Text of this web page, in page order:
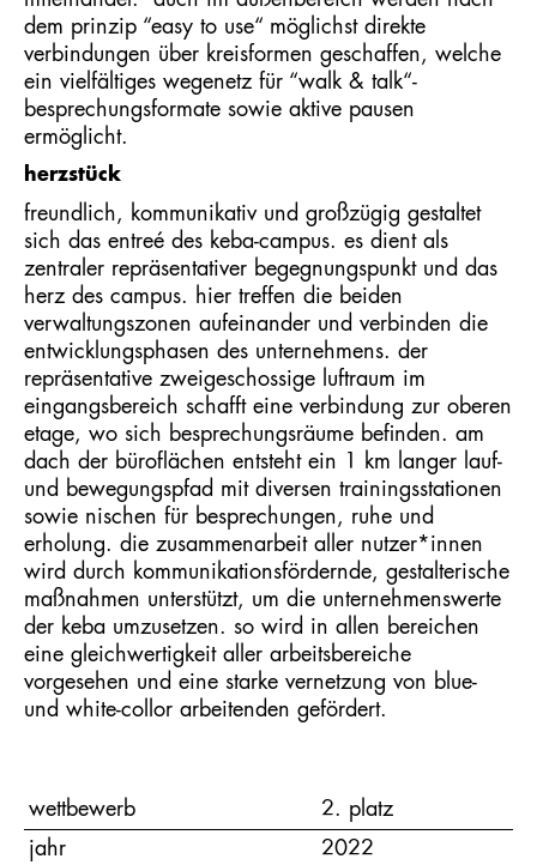
dem prinzip “easy to use“ möglichst direkte
verbindungen über kreisformen geschaffen, welche
ein vielfältiges wegenetz für “walk & talk“-
besprechungsformate sowie aktive pausen
ermöglicht.
herzstück
freundlich, kommunikativ und großzügig gestaltet
sich das entreé des keba-campus. es dient als
zentraler repräsentativer begegnungspunkt und das
herz des campus. hier treffen die beiden
verwaltungszonen aufeinander und verbinden die
entwicklungsphasen des unternehmens. der
repräsentative zweigeschossige luftraum im
eingangsbereich schafft eine verbindung zur oberen
etage, wo sich besprechungsräume befinden. am
dach der büroflächen entsteht ein 1 km langer lauf-
und bewegungspfad mit diversen trainingsstationen
sowie nischen für besprechungen, ruhe und
erholung. die zusammenarbeit aller nutzer*innen
wird durch kommunikationsfördernde, gestalterische
maßnahmen unterstützt, um die unternehmenswerte
der keba umzusetzen. so wird in allen bereichen
eine gleichwertigkeit aller arbeitsbereiche
vorgesehen und eine starke vernetzung von blue-
und white-collor arbeitenden gefördert.
wettbewerb
2. platz
jahr
2022